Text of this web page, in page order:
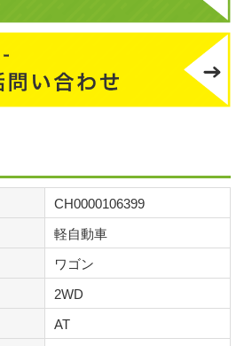
CH0000106399
軽自動車
ワゴン
2WD
AT